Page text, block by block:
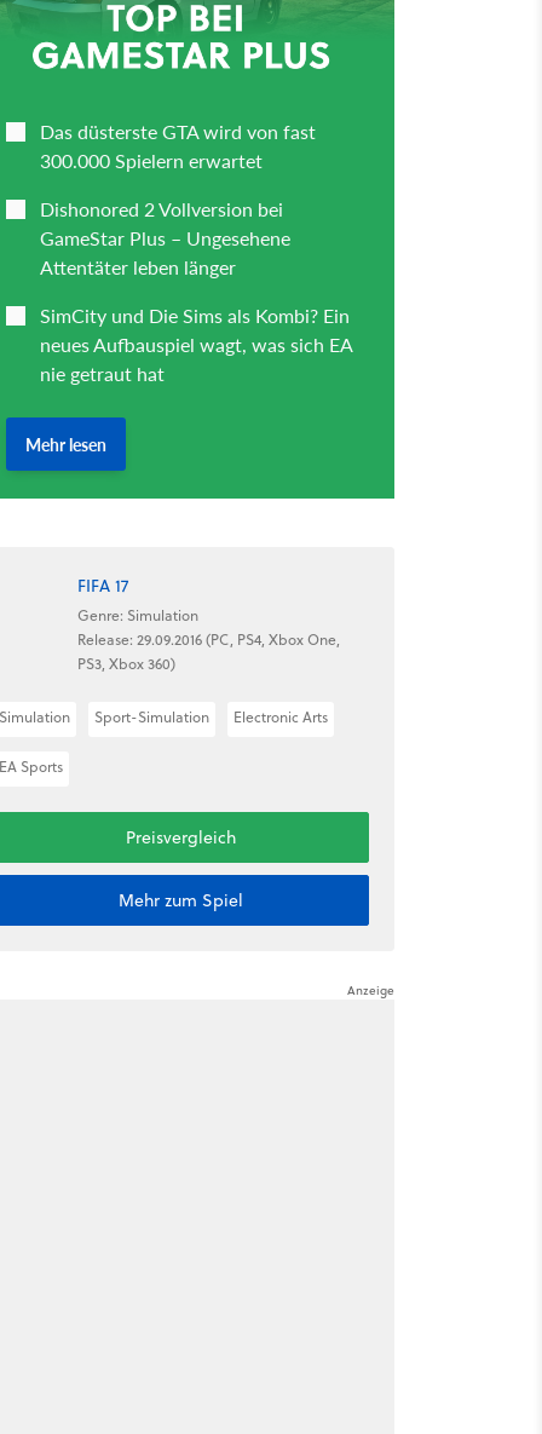
FIFA 17
Genre: Simulation
Release: 29.09.2016 (PC, PS4, Xbox One,
PS3, Xbox 360)
Sport-Simulation Electronic Arts
Sports
Preisvergleich
Mehr zum Spiel